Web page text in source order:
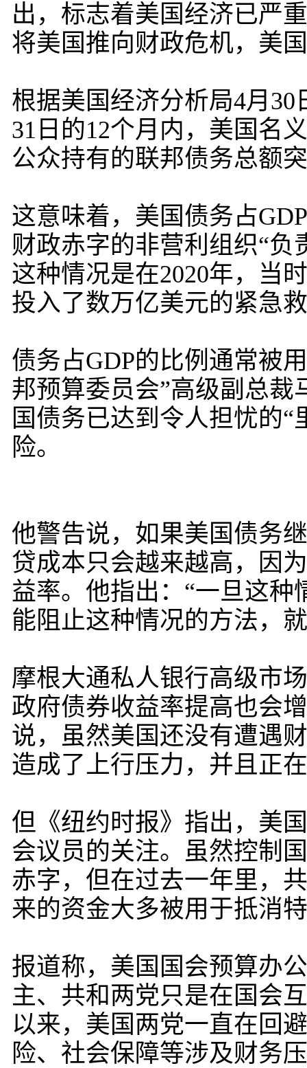
出，标志着美国经济已严
将美国推向财政危机，美
根据美国经济分析局4月
31日的12个月内，美国名
公众持有的联邦债务总额
这意味着，美国债务占
财政赤字的非营利组织“
这种情况是在2020年，当
投入了数万亿美元的紧急
债务占GDP的比例通常被
邦预算委员会”高级副总裁
国债务已达到令人担忧的
险。
他警告说，如果美国债务
贷成本只会越来越高，因
益率。他指出：“一旦这
能阻止这种情况的方法，
摩根大通私人银行高级市
政府债券收益率提高也会
说，虽然美国还没有遭遇
造成了上行压力，并且正
但《纽约时报》指出，美
会议员的关注。虽然控制
赤字，但在过去一年里，
来的资金大多被用于抵消
报道称，美国国会预算办
主、共和两党只是在国会
以来，美国两党一直在回
险、社会保障等涉及财务